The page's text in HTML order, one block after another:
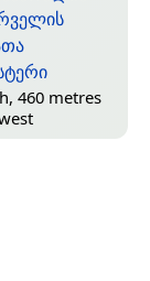
460 metres